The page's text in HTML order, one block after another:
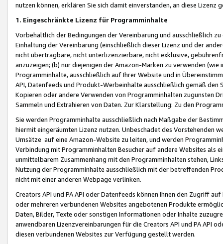
nutzen können, erklären Sie sich damit einverstanden, an diese Lizenz
1. Eingeschränkte Lizenz für Programminhalte
Vorbehaltlich der Bedingungen der Vereinbarung und ausschließlich
Einhaltung der Vereinbarung (einschließlich dieser Lizenz und der
nicht übertragbare, nicht unterlizenzierbare, nicht exklusive,
anzuzeigen; (b) nur diejenigen der Amazon-Marken zu verwenden
Programminhalte, ausschließlich auf Ihrer Website und in
API, Datenfeeds und Produkt-Werbeinhalte ausschließlich gemäß
Kopieren oder andere Verwenden von Programminhalten zugunsten
Sammeln und Extrahieren von Daten. Zur Klarstellung: Zu den
Sie werden Programminhalte ausschließlich nach Maßgabe der
hiermit eingeräumten Lizenz nutzen. Unbeschadet des Vorstehenden
Umsätze auf eine Amazon-Website zu leiten, und werden
Verbindung mit Programminhalten Besucher auf andere Websites als
unmittelbarem Zusammenhang mit den Programminhalten stehen,
Nutzung der Programminhalte ausschließlich mit der betreffenden
nicht mit einer anderen Webpage verlinken.
Creators API und PA API oder Datenfeeds können Ihnen den Zugriff
oder mehreren verbundenen Websites angebotenen Produkte
Daten, Bilder, Texte oder sonstigen Informationen oder Inhalte
anwendbaren Lizenzvereinbarungen für die Creators API und PA API
diesen verbundenen Websites zur Verfügung gestellt werden.